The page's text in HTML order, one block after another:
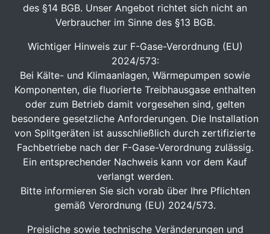
des §14 BGB. Unser Angebot richtet sich nicht an
Verbraucher im Sinne des §13 BGB.
Wichtiger Hinweis zur F-Gase-Verordnung (EU)
2024/573:
Bei Kälte- und Klimaanlagen, Wärmepumpen sowie
Komponenten, die fluorierte Treibhausgase enthalten
oder zum Betrieb damit vorgesehen sind, gelten
besondere gesetzliche Anforderungen. Die Installation
von Splitgeräten ist ausschließlich durch zertifizierte
Fachbetriebe nach der F-Gase-Verordnung zulässig.
Ein entsprechender Nachweis kann vor dem Kauf
verlangt werden.
Bitte informieren Sie sich vorab über Ihre Pflichten
gemäß Verordnung (EU) 2024/573.
Preisliche sowie technische Veränderungen und